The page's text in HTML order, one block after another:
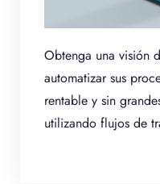
Obtenga una visión
automatizar sus
rentable y sin
utilizando flujos de